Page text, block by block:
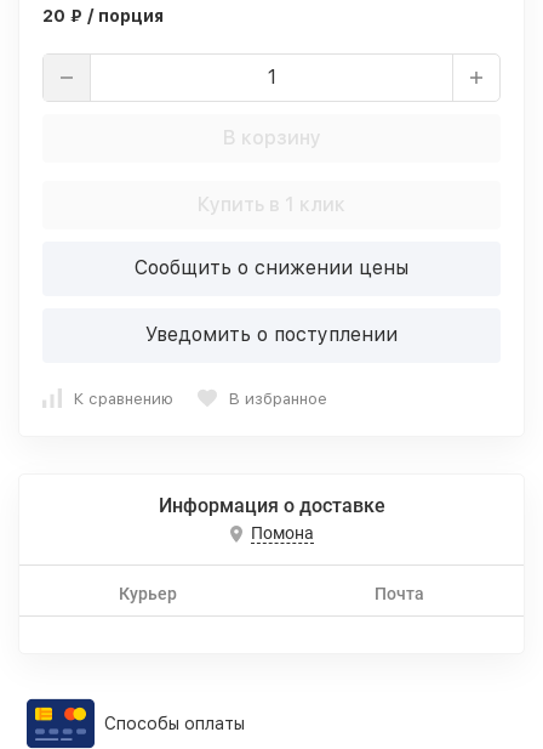
20 ₽ / порция
В корзину
Купить в 1 клик
Сообщить о снижении цены
Уведомить о поступлении
К сравнению В избранное
Информация о доставке
Помона
Курьер Почта
Способы оплаты